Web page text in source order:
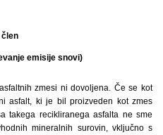
člen
emisije snovi)
zmesi ni dovoljena. Če se kot
asfalt, ki je bil proizveden kot zmes
takega recikliranega asfalta ne sme
mineralnih surovin, vključno s